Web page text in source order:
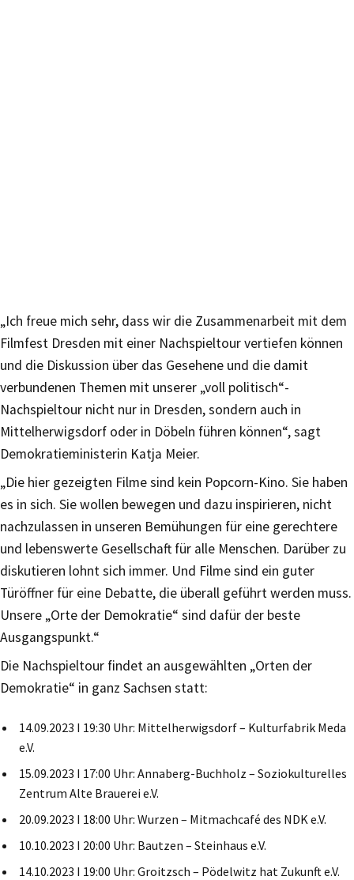
„Ich freue mich sehr, dass wir die Zusammenarbeit mit dem
Filmfest Dresden mit einer Nachspieltour vertiefen können
und die Diskussion über das Gesehene und die damit
verbundenen Themen mit unserer „voll politisch“-
Nachspieltour nicht nur in Dresden, sondern auch in
Mittelherwigsdorf oder in Döbeln führen können“, sagt
Demokratieministerin Katja Meier.
„Die hier gezeigten Filme sind kein Popcorn-Kino. Sie haben
es in sich. Sie wollen bewegen und dazu inspirieren, nicht
nachzulassen in unseren Bemühungen für eine gerechtere
und lebenswerte Gesellschaft für alle Menschen. Darüber zu
diskutieren lohnt sich immer. Und Filme sind ein guter
Türöffner für eine Debatte, die überall geführt werden muss.
Unsere „Orte der Demokratie“ sind dafür der beste
Ausgangspunkt.“
Die Nachspieltour findet an ausgewählten „Orten der
Demokratie“ in ganz Sachsen statt:
14.09.2023 I 19:30 Uhr: Mittelherwigsdorf – Kulturfabrik Meda
e.V.
15.09.2023 I 17:00 Uhr: Annaberg-Buchholz – Soziokulturelles
Zentrum Alte Brauerei e.V.
20.09.2023 I 18:00 Uhr: Wurzen – Mitmachcafé des NDK e.V.
10.10.2023 I 20:00 Uhr: Bautzen – Steinhaus e.V.
14.10.2023 I 19:00 Uhr: Groitzsch – Pödelwitz hat Zukunft e.V.